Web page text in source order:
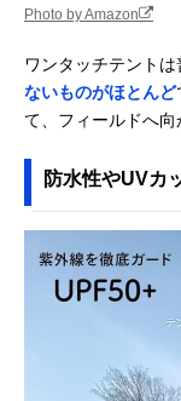
Photo by Amazon
ワンタッチテントは
ないものがほとんど
て、フィールドへ向
防水性やUVカ